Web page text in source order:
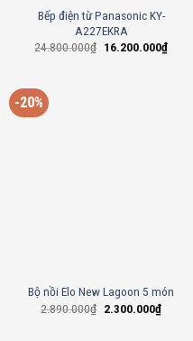
Bếp điện từ Panasonic KY-
A227EKRA
24.800.000₫ 16.200.000₫
-20%
Bộ nồi Elo New Lagoon 5 món
2.890.000₫ 2.300.000₫